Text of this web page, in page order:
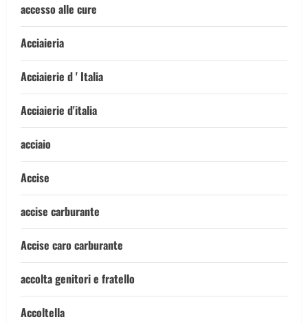
accesso alle cure
Acciaieria
Acciaierie d ' Italia
Acciaierie d'italia
acciaio
Accise
accise carburante
Accise caro carburante
accolta genitori e fratello
Accoltella